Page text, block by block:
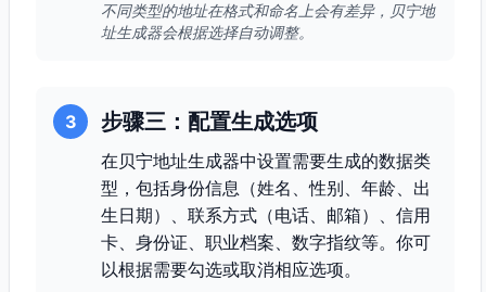
不同类型的地址在格式和命名上会有差异，贝宁地
址生成器会根据选择自动调整。
3 步骤三：配置生成选项
在贝宁地址生成器中设置需要生成的数据类
型，包括身份信息（姓名、性别、年龄、出
生日期）、联系方式（电话、邮箱）、信用
卡、身份证、职业档案、数字指纹等。你可
以根据需要勾选或取消相应选项。